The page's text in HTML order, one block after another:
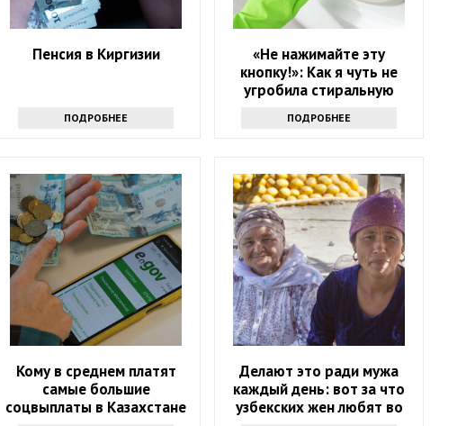
Пенсия в Киргизии
ПОДРОБНЕЕ
«Не нажимайте эту
кнопку!»: Как я чуть не
угробила стиральную
ситуацию
ПОДРОБНЕЕ
Кому в среднем платят
самые большие
соцвыплаты в Казахстане
Делают это ради мужа
каждый день: вот за что
узбекских жен любят во